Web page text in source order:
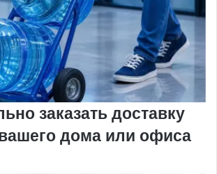
заказать доставку
дома или офиса